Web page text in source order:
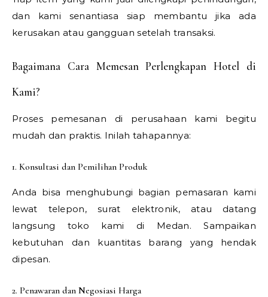
dan kami senantiasa siap membantu jika ada
kerusakan atau gangguan setelah transaksi.
Bagaimana Cara Memesan Perlengkapan Hotel di
Kami?
Proses pemesanan di perusahaan kami begitu
mudah dan praktis. Inilah tahapannya:
1. Konsultasi dan Pemilihan Produk
Anda bisa menghubungi bagian pemasaran kami
lewat telepon, surat elektronik, atau datang
langsung toko kami di Medan. Sampaikan
kebutuhan dan kuantitas barang yang hendak
dipesan.
2. Penawaran dan Negosiasi Harga